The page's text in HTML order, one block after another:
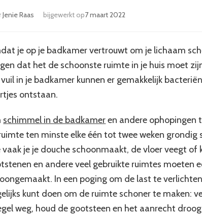
Jenie Raas bijgewerkt op7 maart 2022
je op je badkamer vertrouwt om je lichaam
dat het de schoonste ruimte in je huis moet
in je badkamer kunnen er gemakkelijk
ontstaan.
schimmel in de badkameren andere ophopingen
ten minste elke één tot twee weken grondig
vaak je je douche schoonmaakt, de vloer veegt
en andere veel gebruikte ruimtes moeten
In een poging om de last te
kunt doen om de ruimte schoner te maken:
weg, houd de gootsteen en het aanrecht